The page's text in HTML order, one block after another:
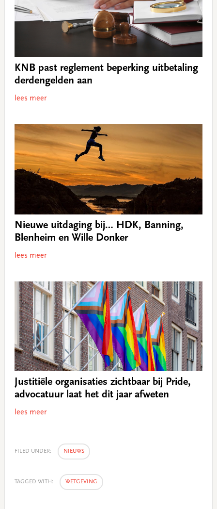
KNB past reglement beperking uitbetaling
derdengelden aan
lees meer
Nieuwe uitdaging bij… HDK, Banning,
Blenheim en Wille Donker
lees meer
Justitiële organisaties zichtbaar bij Pride,
advocatuur laat het dit jaar afweten
lees meer
FILED UNDER: NIEUWS
TAGGED WITH: WETGEVING